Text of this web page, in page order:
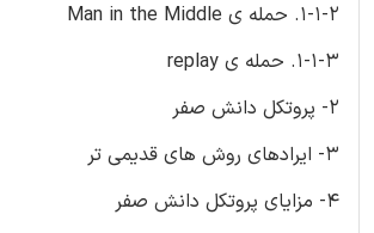
1-1-2. حمله ی Man in the Middle
1-1-3. حمله ی replay
2- پروتکل دانش صفر
3- ایرادهای روش های قدیمی تر
4- مزایای پروتکل دانش صفر